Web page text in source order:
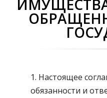
1. Настоящее
обязанности и